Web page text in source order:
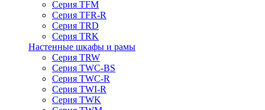
Серия TFM
Серия TFR-R
Серия TRD
Серия TRK
Настенные шкафы и рамы
Серия TRW
Серия TWC-BS
Серия TWC-R
Серия TWI-R
Серия TWK